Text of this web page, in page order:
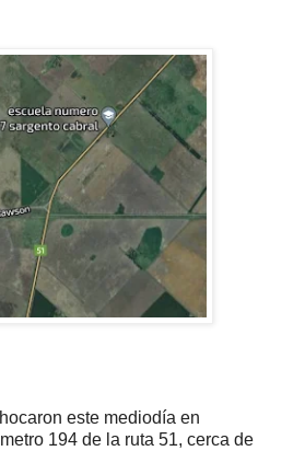
este mediodía en
194 de la ruta 51, cerca de